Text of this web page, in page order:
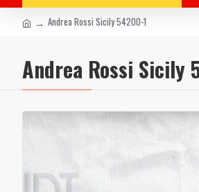
Andrea Rossi Sicily 54200-1
Andrea Rossi Sicily